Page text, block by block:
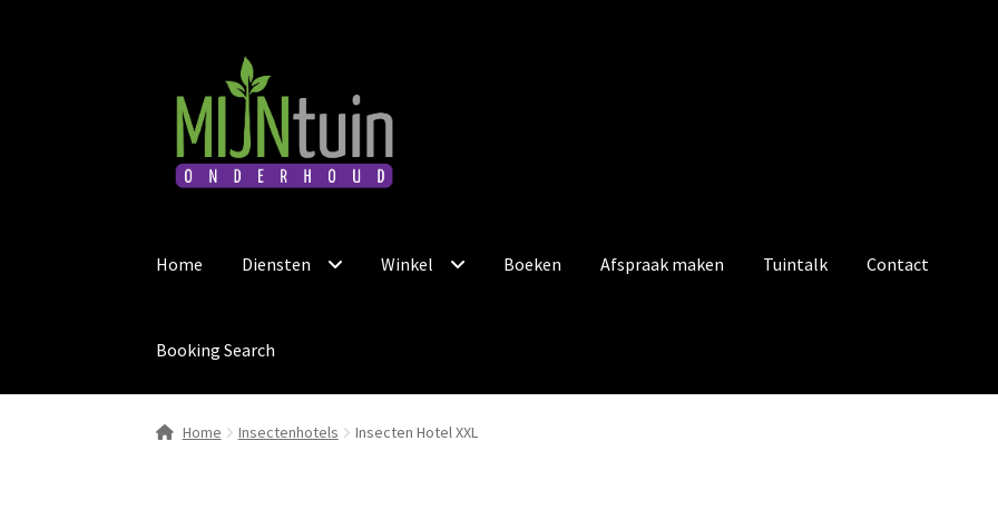
naar
navigatie
inhoud
Home Diensten Winkel Boeken Afspraak maken Tuintalk Contact
Booking Search
Home Insectenhotels Insecten Hotel XXL